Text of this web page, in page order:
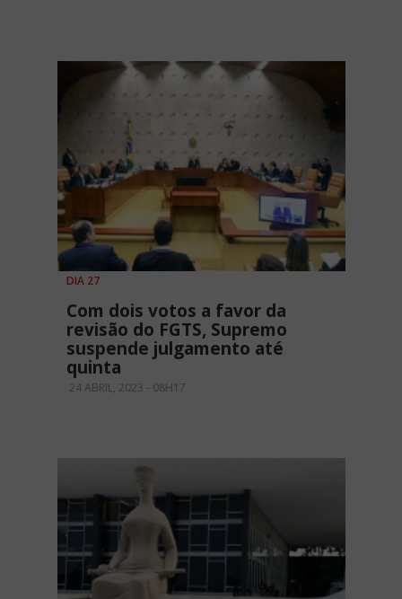
DIA 27
Com dois votos a favor da
revisão do FGTS, Supremo
suspende julgamento até
quinta
24 ABRIL, 2023 - 08H17